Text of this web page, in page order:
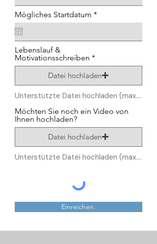
Mögliches Startdatum *r
e
d
Lebenslauf &
Motivationsschreiben
Datei hochladen
Unterstützte Datei hochladen (max. 15MB)
Möchten Sie noch ein Video von
Ihnen hochladen?
Datei hochladen
Unterstützte Datei hochladen (max. 15MB)
Einreichen.